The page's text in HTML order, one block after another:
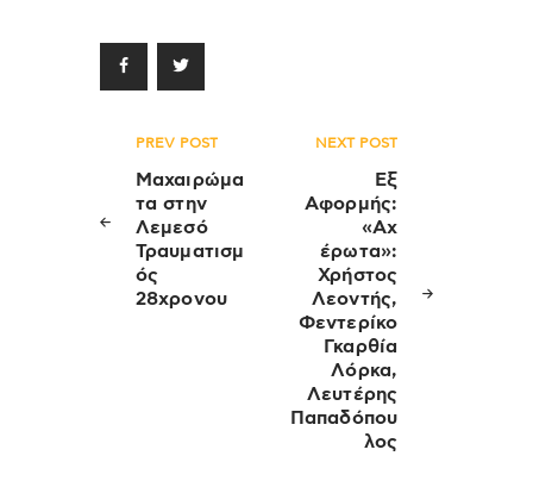
Πλοήγηση
άρθρων
PREV POST
Μαχαιρώμα
τα στην
Λεμεσό
Τραυματισμ
ός
28χρονου
NEXT POST
Εξ
Αφορμής:
«Αχ
έρωτα»:
Χρήστος
Λεοντής,
Φεντερίκο
Γκαρθία
Λόρκα,
Λευτέρης
Παπαδόπου
λος